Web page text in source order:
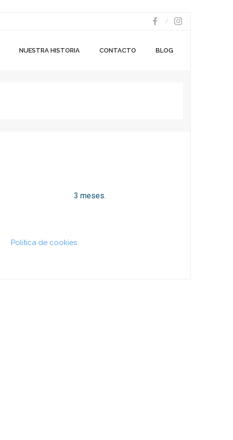
NUESTRA HISTORIA CONTACTO BLOG
3 meses.
Política de cookies